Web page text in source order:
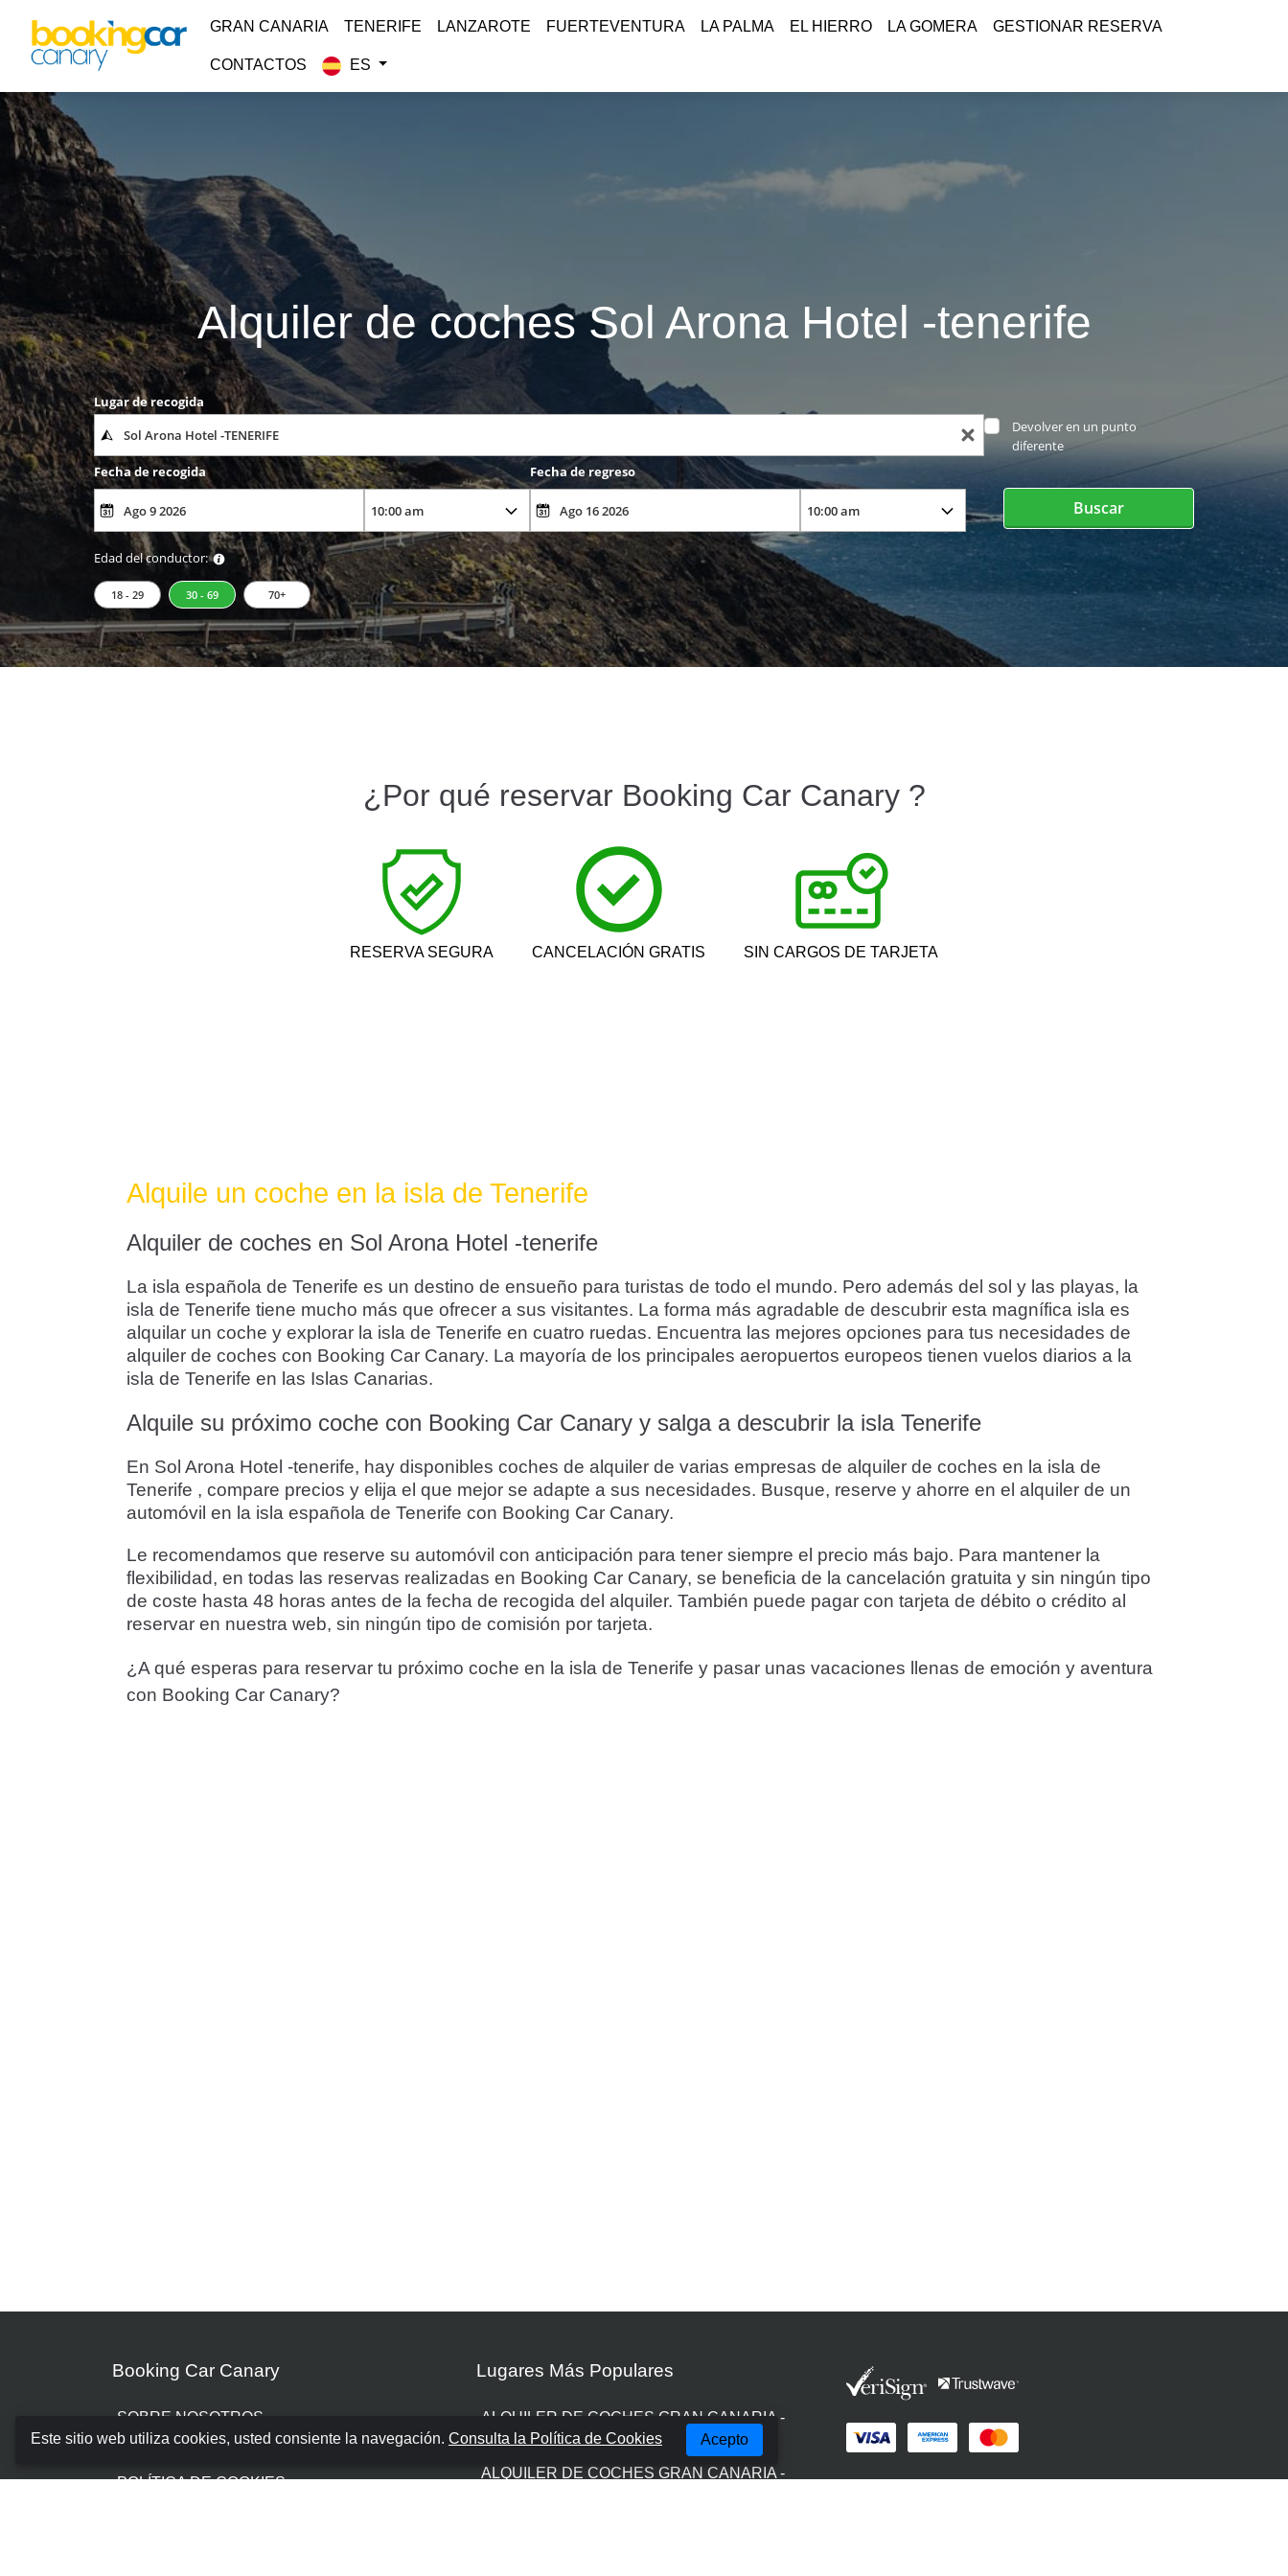
GRAN CANARIA TENERIFE LANZAROTE FUERTEVENTURA LA PALMA EL HIERRO LA GOMERA GESTIONAR RESERVA
CONTACTOS ES
Alquiler de coches Sol Arona Hotel -tenerife
Lugar de recogida
Devolver en un punto
diferente
Fecha de recogida
Fecha de regreso
Edad del conductor:
18 - 29 30 - 69 70+
Buscar
¿Por qué reservar Booking Car Canary ?
RESERVA SEGURA CANCELACIÓN GRATIS SIN CARGOS DE TARJETA
Alquile un coche en la isla de Tenerife
Alquiler de coches en Sol Arona Hotel -tenerife
La isla española de Tenerife es un destino de ensueño para turistas de todo el mundo. Pero además del sol y las playas, la
isla de Tenerife tiene mucho más que ofrecer a sus visitantes. La forma más agradable de descubrir esta magnífica isla es
alquilar un coche y explorar la isla de Tenerife en cuatro ruedas. Encuentra las mejores opciones para tus necesidades de
alquiler de coches con Booking Car Canary. La mayoría de los principales aeropuertos europeos tienen vuelos diarios a la
isla de Tenerife en las Islas Canarias.
Alquile su próximo coche con Booking Car Canary y salga a descubrir la isla Tenerife
En Sol Arona Hotel -tenerife, hay disponibles coches de alquiler de varias empresas de alquiler de coches en la isla de
Tenerife , compare precios y elija el que mejor se adapte a sus necesidades. Busque, reserve y ahorre en el alquiler de un
automóvil en la isla española de Tenerife con Booking Car Canary.
Le recomendamos que reserve su automóvil con anticipación para tener siempre el precio más bajo. Para mantener la
flexibilidad, en todas las reservas realizadas en Booking Car Canary, se beneficia de la cancelación gratuita y sin ningún tipo
de coste hasta 48 horas antes de la fecha de recogida del alquiler. También puede pagar con tarjeta de débito o crédito al
reservar en nuestra web, sin ningún tipo de comisión por tarjeta.
¿A qué esperas para reservar tu próximo coche en la isla de Tenerife y pasar unas vacaciones llenas de emoción y aventura
con Booking Car Canary?
Booking Car Canary
SOBRE NOSOTROS
TÉRMINOS Y CONDICIONES
POLÍTICA DE COOKIES
Lugares Más Populares
ALQUILER DE COCHES GRAN CANARIA -
LAS PALMAS
ALQUILER DE COCHES GRAN CANARIA -
Este sitio web utiliza cookies, usted consiente la navegación. Consulta la Política de Cookies Acepto